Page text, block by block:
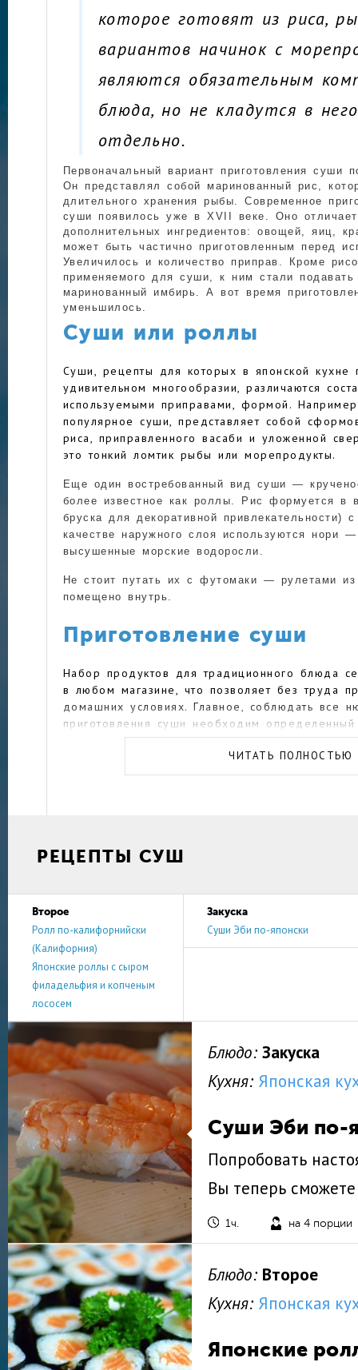
которое готовят из риса,
вариантов начинок с
являются обязательным
блюда, но не кладутся в
отдельно.
Первоначальный вариант приготовления суши
Он представлял собой маринованный рис,
длительного хранения рыбы. Современное
суши появилось уже в XVII веке. Оно
дополнительных ингредиентов: овощей, яиц,
может быть частично приготовленным перед
Увеличилось и количество приправ. Кроме
применяемого для суши, к ним стали
маринованный имбирь. А вот время
уменьшилось.
Суши или роллы
Суши, рецепты
для которых в японской кухне
удивительном многообразии, различаются
используемыми приправами, формой.
популярное суши, представляет собой
риса, приправленного васаби и уложенной
это тонкий ломтик рыбы или морепродукты.
Еще один востребованный вид суши —
более известное как роллы. Рис формуется в
бруска для декоративной привлекательности)
качестве наружного слоя используются нори
высушенные морские водоросли.
Не стоит путать их с футомаки — рулетами
помещено внутрь.
Приготовление суши
Набор продуктов для традиционного блюда
в любом магазине, что позволяет без труда
домашних условиях. Главное, соблюдать все
приготовления суши необходим
соусом из рисового уксуса, сахара и соли.
В качестве начинки для суши традиционно
рыба. Существует мнение, что в ней, в
отсутствуют паразиты, что позволяет
полуготовом виде.
Второй популярный вид начинки —
суши используют икру, морских ежей,
моллюсков (кроме устриц).
В современных рецептах кроме рыбы и
используются овощи: авокадо, огурцы,
Рецепты на нашем сайте помогут Вам
настоящие японские роллы без особых усилий.
ЧИТАТЬ ПОЛНОСТЬЮ
РЕЦЕПТЫ СУШ
Второе
Ролл по-калифорнийски
(Калифорния)
Японские роллы с сыром
филадельфия и копченым
лососем
Закуска
Суши Эби по-японски
Блюдо: Закуска
Кухня: Японская
Суши Эби по-
Попробовать
Вы теперь
1ч. на 4 порции
Блюдо: Второе
Кухня: Японская
Японские